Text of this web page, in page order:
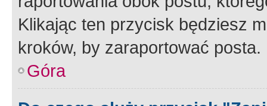
Klikając ten przycisk będziesz
kroków, by zaraportować posta.
Góra